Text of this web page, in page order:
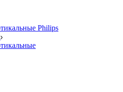
Philips